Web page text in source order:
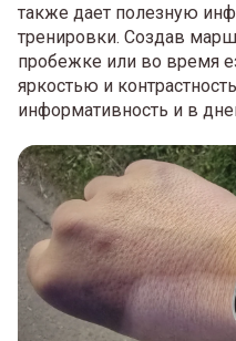
также дает полезную
тренировки. Создав
пробежке или во время
яркостью и
информативность и в